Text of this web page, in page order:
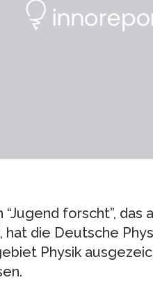
forscht”,
hat die Deutsche
Physik